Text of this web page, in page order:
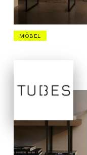
MÖBEL